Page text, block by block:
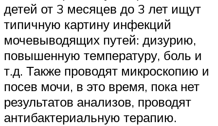
детей от 3 месяцев до 3 лет ищут
типичную картину инфекций
мочевыводящих путей: дизурию,
повышенную температуру, боль и
т.д. Также проводят микроскопию и
посев мочи, в это время, пока нет
результатов анализов, проводят
антибактериальную терапию.